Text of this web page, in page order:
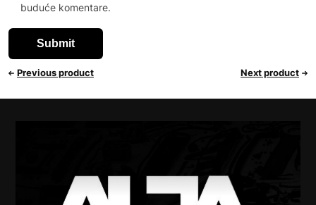
buduće komentare.
Previous product Next product